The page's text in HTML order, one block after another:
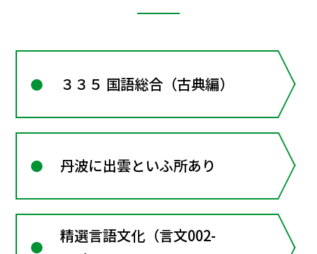
３３５ 国語総合（古典編）
丹波に出雲といふ所あり
精選言語文化（言文002-